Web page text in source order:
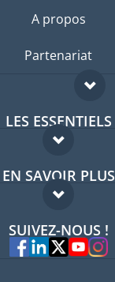
A propos
Partenariat
LES ESSENTIELS
Forum expatriés
Guides pays
EN SAVOIR PLUS
FAQ
Experts
SUIVEZ-NOUS !